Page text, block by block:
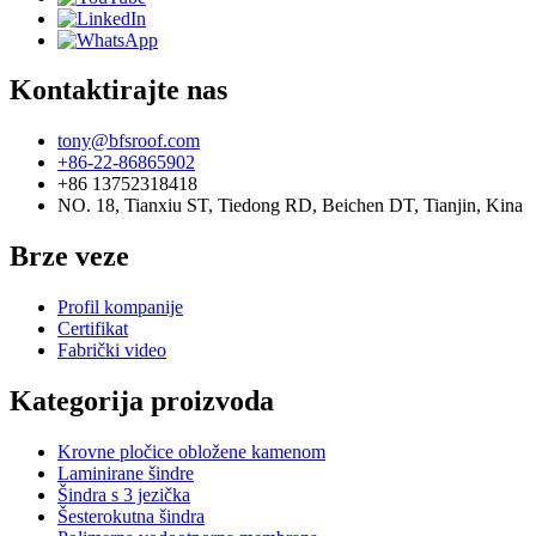
Kontaktirajte nas
tony@bfsroof.com
+86-22-86865902
+86 13752318418
NO. 18, Tianxiu ST, Tiedong RD, Beichen DT, Tianjin, Kina
Brze veze
Profil kompanije
Certifikat
Fabrički video
Kategorija proizvoda
Krovne pločice obložene kamenom
Laminirane šindre
Šindra s 3 jezička
Šesterokutna šindra